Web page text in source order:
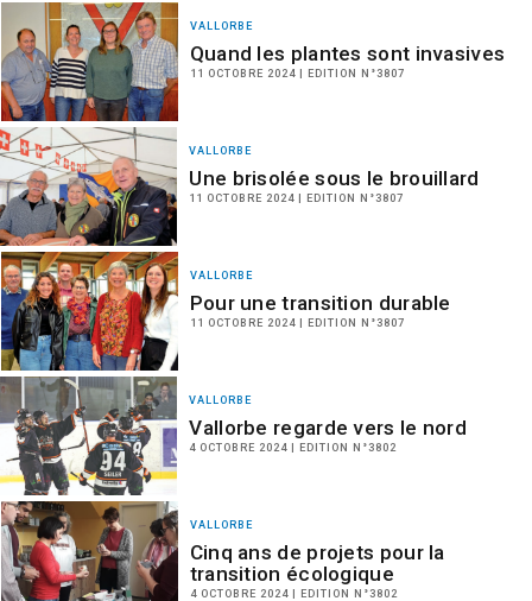
VALLORBE
Quand les plantes sont invasives
11 OCTOBRE 2024 | EDITION N°3807
VALLORBE
Une brisolée sous le brouillard
11 OCTOBRE 2024 | EDITION N°3807
VALLORBE
Pour une transition durable
11 OCTOBRE 2024 | EDITION N°3807
VALLORBE
Vallorbe regarde vers le nord
4 OCTOBRE 2024 | EDITION N°3802
VALLORBE
Cinq ans de projets pour la
transition écologique
4 OCTOBRE 2024 | EDITION N°3802